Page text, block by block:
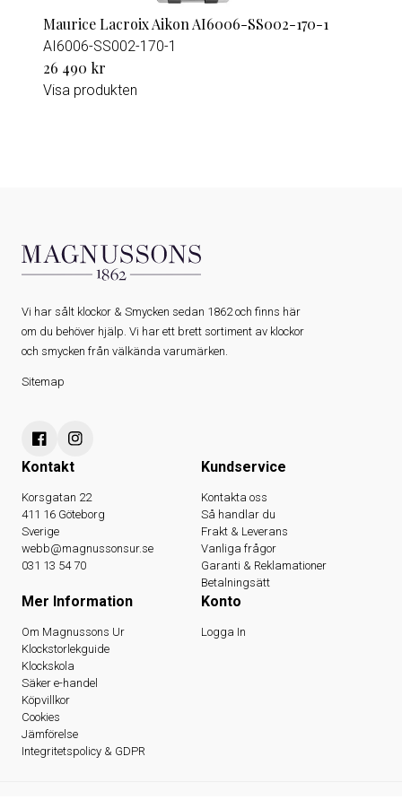
Maurice Lacroix Aikon AI6006-SS002-170-1
AI6006-SS002-170-1
26 490 kr
Visa produkten
Vi har sålt klockor & Smycken sedan 1862 och finns här
om du behöver hjälp. Vi har ett brett sortiment av klockor
och smycken från välkända varumärken.
Sitemap
Kontakt
Korsgatan 22
411 16 Göteborg
Sverige
webb@magnussonsur.se
031 13 54 70
Kundservice
Kontakta oss
Så handlar du
Frakt & Leverans
Vanliga frågor
Garanti & Reklamationer
Betalningsätt
Mer Information
Om Magnussons Ur
Klockstorlekguide
Klockskola
Säker e-handel
Köpvillkor
Cookies
Jämförelse
Integritetspolicy & GDPR
Konto
Logga In